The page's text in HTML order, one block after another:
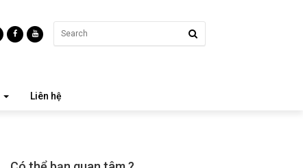
Liên hệ